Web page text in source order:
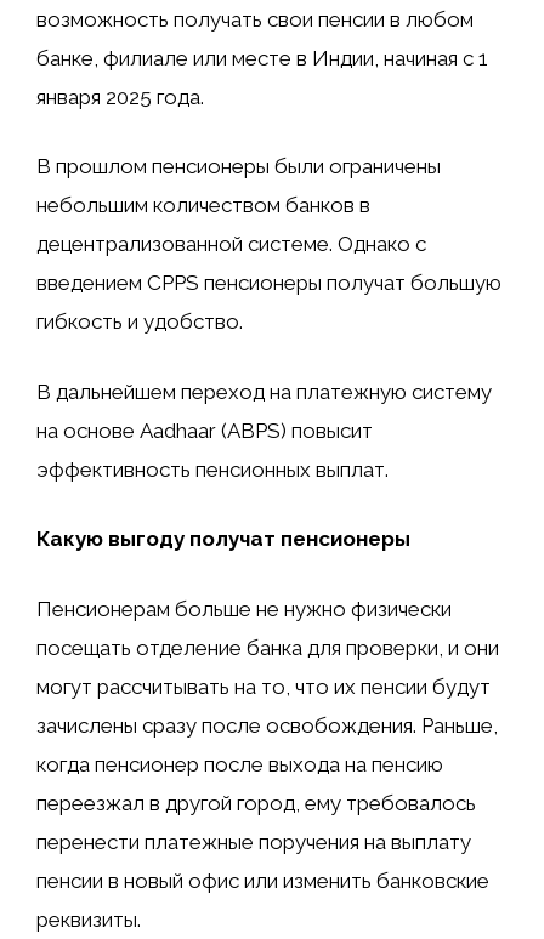
возможность получать свои пенсии в любом
банке, филиале или месте в Индии, начиная с 1
января 2025 года.
В прошлом пенсионеры были ограничены
небольшим количеством банков в
децентрализованной системе. Однако с
введением CPPS пенсионеры получат большую
гибкость и удобство.
В дальнейшем переход на платежную систему
на основе Aadhaar (ABPS) повысит
эффективность пенсионных выплат.
Какую выгоду получат пенсионеры
Пенсионерам больше не нужно физически
посещать отделение банка для проверки, и они
могут рассчитывать на то, что их пенсии будут
зачислены сразу после освобождения. Раньше,
когда пенсионер после выхода на пенсию
переезжал в другой город, ему требовалось
перенести платежные поручения на выплату
пенсии в новый офис или изменить банковские
реквизиты.